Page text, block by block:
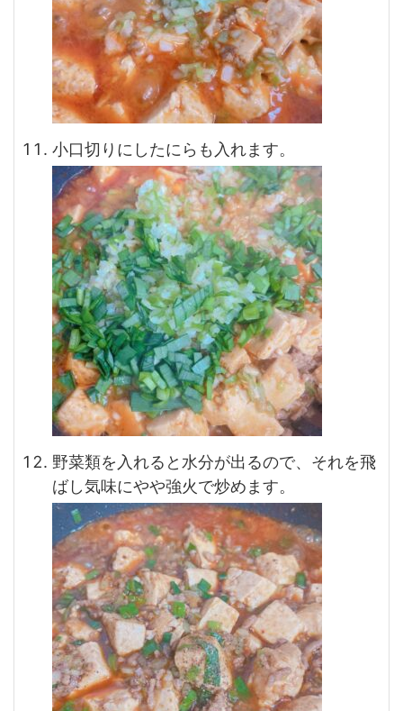
小口切りにしたにらも入れます。
野菜類を入れると水分が出るので、それを飛
ばし気味にやや強火で炒めます。